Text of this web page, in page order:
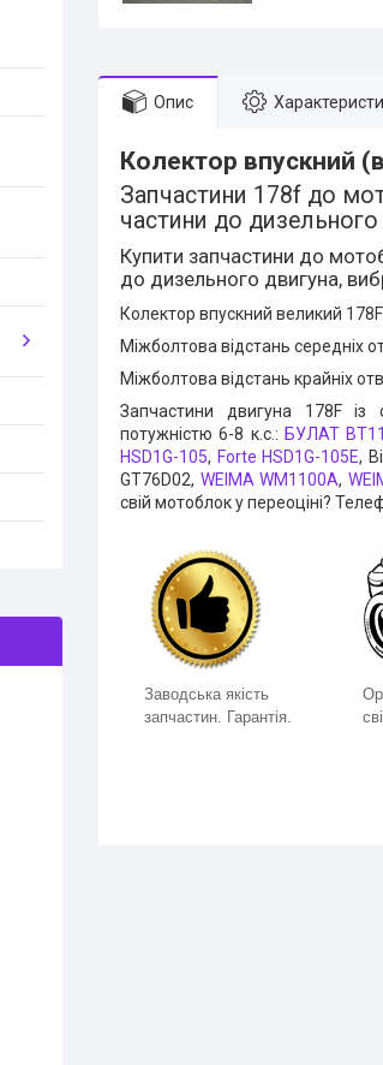
Опис
Колектор впускний
Запчастини 178f до
частини до дизельного
Купити запчастини до
до дизельного двигуна,
Колектор впускний великий
Міжболтова відстань середніх
Міжболтова відстань крайніх
Запчастини двигуна 178F із
потужністю 6-8 к.с.: БУЛАТ
HSD1G-105, Forte HSD1G-105Е,
GT76D02, WEIMA WM1100A,
свій мотоблок у переоціні?
Заводська якість
запчастин. Гарантія.